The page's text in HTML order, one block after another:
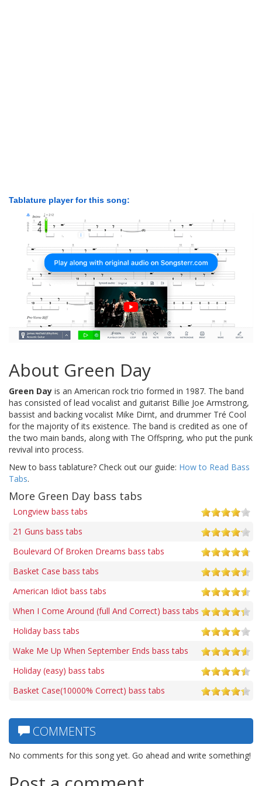
Tablature player for this song:
About Green Day
Green Day is an American rock trio formed in 1987. The band
has consisted of lead vocalist and guitarist Billie Joe Armstrong,
bassist and backing vocalist Mike Dirnt, and drummer Tré Cool
for the majority of its existence. The band is credited as one of
the two main bands, along with The Offspring, who put the punk
revival into process.
New to bass tablature? Check out our guide: How to Read Bass
Tabs.
More Green Day bass tabs
Longview bass tabs
21 Guns bass tabs
Boulevard Of Broken Dreams bass tabs
Basket Case bass tabs
American Idiot bass tabs
When I Come Around (full And Correct) bass tabs
Holiday bass tabs
Wake Me Up When September Ends bass tabs
Holiday (easy) bass tabs
Basket Case(10000% Correct) bass tabs
COMMENTS
No comments for this song yet. Go ahead and write something!